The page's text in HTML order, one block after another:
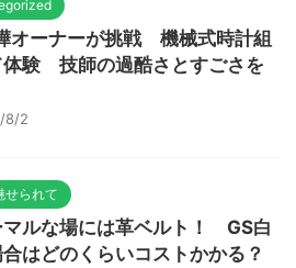
オーナーが挑戦 機械式時計組
体験 技師の過酷さとすごさを
8/2
せられて
マルな場には革ベルト！ GS白
はどのくらいコストかかる？